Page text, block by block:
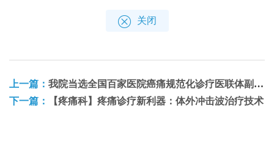
关闭
上一篇： 我院当选全国百家医院癌痛规范化诊疗医联体副理事长单位
下一篇：
【疼痛科】疼痛诊疗新利器：体外冲击波治疗技术